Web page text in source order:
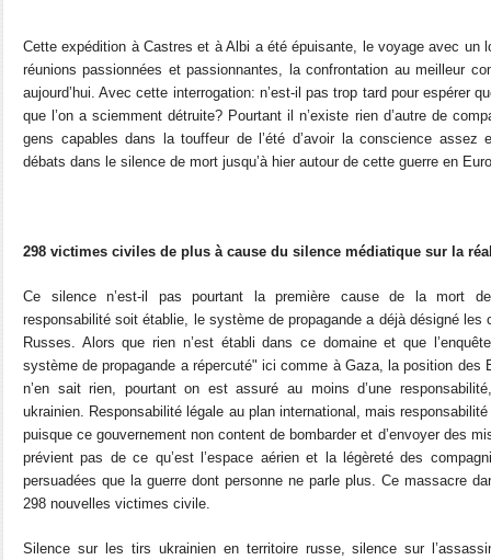
Cette expédition à Castres et à Albi a été épuisante, le voyage avec un
réunions passionnées et passionnantes, la confrontation au meilleur
aujourd’hui. Avec cette interrogation: n’est-il pas trop tard pour espérer
que l’on a sciemment détruite? Pourtant il n’existe rien d’autre de
gens capables dans la touffeur de l’été d’avoir la conscience assez
débats dans le silence de mort jusqu’à hier autour de cette guerre en
298 victimes civiles de plus à cause du silence médiatique sur la
Ce silence n’est-il pas pourtant la première cause de la mort
responsabilité soit établie, le système de propagande a déjà désigné
Russes. Alors que rien n’est établi dans ce domaine et que
système de propagande a répercuté" ici comme à Gaza, la position des
n’en sait rien, pourtant on est assuré au moins d’une
ukrainien. Responsabilité légale au plan international, mais
puisque ce gouvernement non content de bombarder et d’envoyer des
prévient pas de ce qu’est l’espace aérien et la légèreté des
persuadées que la guerre dont personne ne parle plus. Ce massacre
298 nouvelles victimes civile.
Silence sur les tirs ukrainien en territoire russe, silence sur